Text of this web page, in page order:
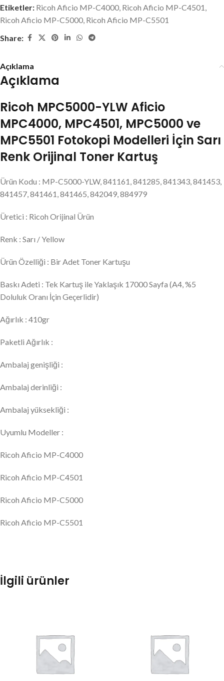
Etiketler: Ricoh Aficio MP-C4000, Ricoh Aficio MP-C4501,
Ricoh Aficio MP-C5000, Ricoh Aficio MP-C5501
Share:
Açıklama
Açıklama
Ricoh MPC5000-YLW Aficio
MPC4000, MPC4501, MPC5000 ve
MPC5501 Fotokopi Modelleri İçin Sarı
Renk Orijinal Toner Kartuş
Ürün Kodu : MP-C5000-YLW, 841161, 841285, 841343, 841453,
841457, 841461, 841465, 842049, 884979
Üretici : Ricoh Orijinal Ürün
Renk : Sarı / Yellow
Ürün Özelliği : Bir Adet Toner Kartuşu
Baskı Adeti : Tek Kartuş ile Yaklaşık 17000 Sayfa (A4, %5
Doluluk Oranı İçin Geçerlidir)
Ağırlık : 410gr
Paketli Ağırlık :
Ambalaj genişliği :
Ambalaj derinliği :
Ambalaj yüksekliği :
Uyumlu Modeller :
Ricoh Aficio MP-C4000
Ricoh Aficio MP-C4501
Ricoh Aficio MP-C5000
Ricoh Aficio MP-C5501
İlgili ürünler